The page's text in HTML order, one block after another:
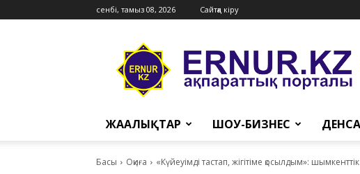
сенбі, тамыз 08, 2026 Сайтқа кіру
Ernur
Press
ЖАҢАЛЫҚТАР ШОУ-БИЗНЕС
Басы Оқиға «Күйеуімді тастап, жігітіме қосылдым»: